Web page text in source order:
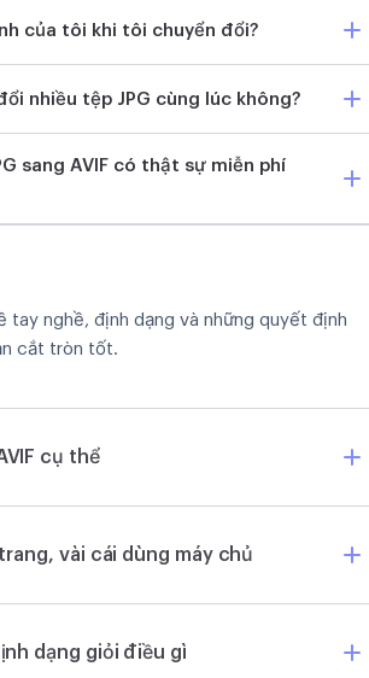
của tôi khi tôi chuyển đổi?
nhiều tệp JPG cùng lúc không?
sang AVIF có thật sự miễn phí
tay nghề, định dạng và những quyết định
cắt tròn tốt.
cụ thể
vài cái dùng máy chủ
dạng giỏi điều gì